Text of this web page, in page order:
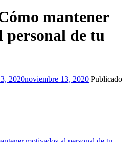
mantener
personal de tu
2020noviembre 13, 2020 Publicado